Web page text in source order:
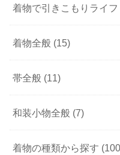
着物で引きこもりライフ
着物全般 (15)
帯全般 (11)
和装小物全般 (7)
着物の種類から探す